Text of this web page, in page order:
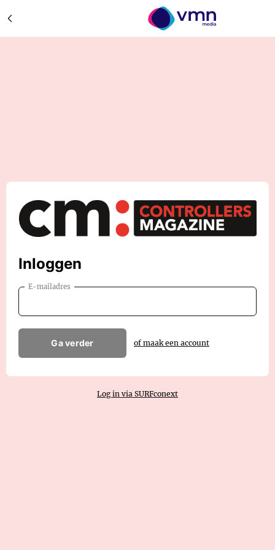
Inloggen
E-mailadres
Ga verder of maak een account
Log in via SURFconext